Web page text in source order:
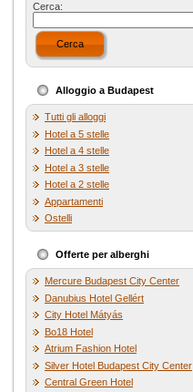
Cerca:
Cerca
Alloggio a Budapest
Tutti gli alloggi
Hotel a 5 stelle
Hotel a 4 stelle
Hotel a 3 stelle
Hotel a 2 stelle
Appartamenti
Ostelli
Offerte per alberghi
Mercure Budapest City Center
Danubius Hotel Gellért
City Hotel Mátyás
Bo18 Hotel
Atrium Fashion Hotel
Silver Hotel Budapest City Center
Central Green Hotel